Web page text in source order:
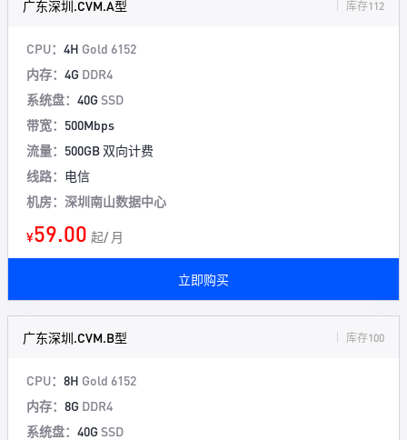
广东深圳.CVM.A型 库存112
CPU： 4H Gold 6152
内存： 4G DDR4
系统盘： 40GSSD
带宽： 500Mbps
流量： 500GB 双向计费
线路： 电信
机房：深圳南山数据中心
¥59.00 起/ 月
立即购买
广东深圳.CVM.B型 库存100
CPU： 8H Gold 6152
内存： 8G DDR4
系统盘： 40GSSD